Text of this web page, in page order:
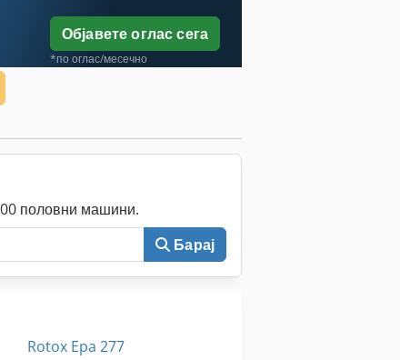
Објавете оглас сега
*по оглас/месечно
половни машини.
Барај
Rotox Epa 277